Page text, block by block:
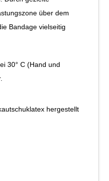
über dem
Bandage vielseitig
30° C (Hand­ und
hergestellt